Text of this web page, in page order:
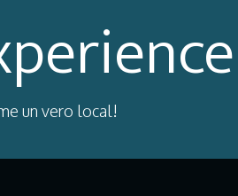
un vero local!